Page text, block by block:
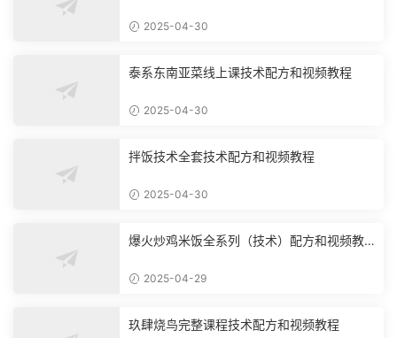
2025-04-30
泰系东南亚菜线上课技术配方和视频教程
2025-04-30
拌饭技术全套技术配方和视频教程
2025-04-30
爆火炒鸡米饭全系列（技术）配方和视频教
2025-04-29
玖肆烧鸟完整课程技术配方和视频教程